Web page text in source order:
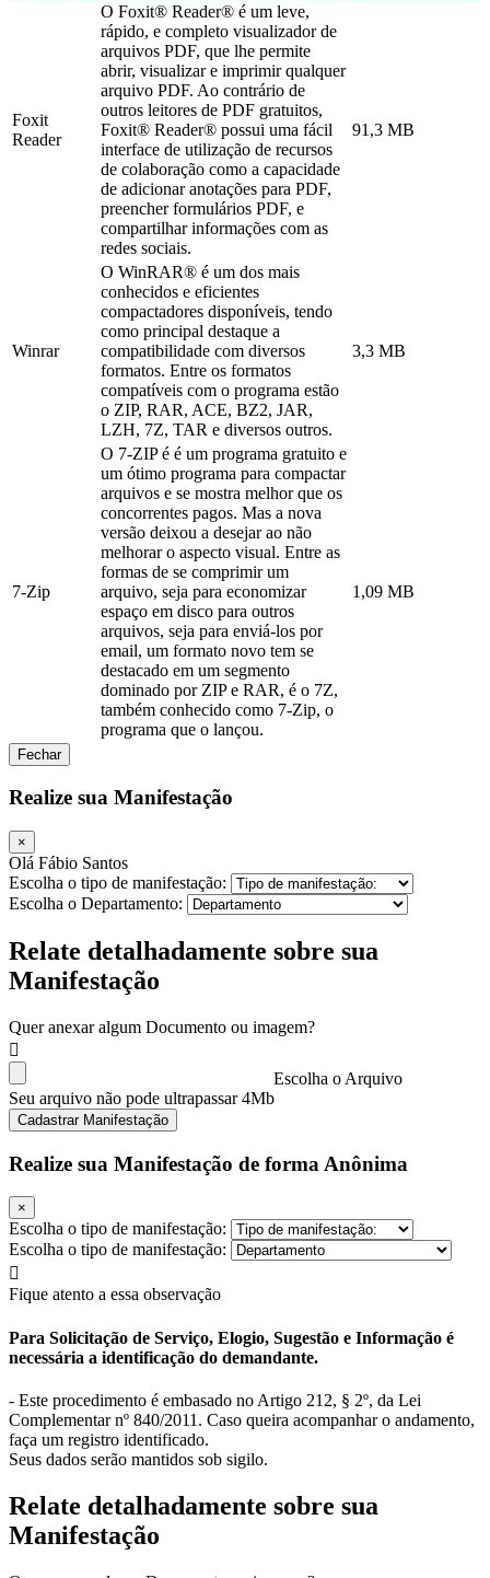
Foxit
Reader
O Foxit® Reader® é um leve,
rápido, e completo visualizador de
arquivos PDF, que lhe permite
abrir, visualizar e imprimir qualquer
arquivo PDF. Ao contrário de
outros leitores de PDF gratuitos,
Foxit® Reader® possui uma fácil
interface de utilização de recursos
de colaboração como a capacidade
de adicionar anotações para PDF,
preencher formulários PDF, e
compartilhar informações com as
redes sociais.
91,3 MB
Winrar
O WinRAR® é um dos mais
conhecidos e eficientes
compactadores disponíveis, tendo
como principal destaque a
compatibilidade com diversos
formatos. Entre os formatos
compatíveis com o programa estão
o ZIP, RAR, ACE, BZ2, JAR,
LZH, 7Z, TAR e diversos outros.
3,3 MB
7-Zip
O 7-ZIP é é um programa gratuito e
um ótimo programa para compactar
arquivos e se mostra melhor que os
concorrentes pagos. Mas a nova
versão deixou a desejar ao não
melhorar o aspecto visual. Entre as
formas de se comprimir um
arquivo, seja para economizar
espaço em disco para outros
arquivos, seja para enviá-los por
email, um formato novo tem se
destacado em um segmento
dominado por ZIP e RAR, é o 7Z,
também conhecido como 7-Zip, o
programa que o lançou.
1,09 MB
Fechar
Realize sua Manifestação
×
Olá Fábio Santos
Escolha o tipo de manifestação:
Escolha o Departamento:
Relate detalhadamente sobre sua
Manifestação
Quer anexar algum Documento ou imagem?
Escolha o Arquivo
Seu arquivo não pode ultrapassar 4Mb
Cadastrar Manifestação
Realize sua Manifestação de forma Anônima
×
Escolha o tipo de manifestação:
Escolha o tipo de manifestação:
Fique atento a essa observação
Para Solicitação de Serviço, Elogio, Sugestão e Informação é
necessária a identificação do demandante.
- Este procedimento é embasado no Artigo 212, § 2º, da Lei
Complementar nº 840/2011. Caso queira acompanhar o andamento,
faça um registro identificado.
Seus dados serão mantidos sob sigilo.
Relate detalhadamente sobre sua
Manifestação